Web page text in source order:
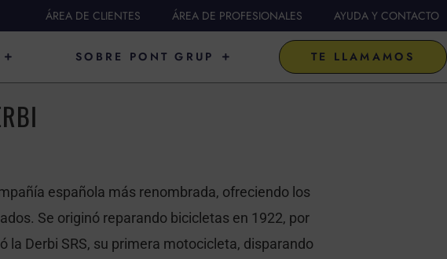
ÁREA DE CLIENTES ÁREA DE PROFESIONALES AYUDA Y CONTACTO
ABRIR SEGURO OFICIAL DE
SOBRE PONT GRUP ABRIR SOBRE PONT GRUP
TE LLAMAMOS
española más renombrada, ofreciendo los
Se originó reparando bicicletas en 1922, por
la Derbi SRS, su primera motocicleta, disparando